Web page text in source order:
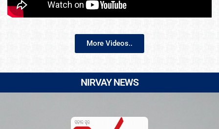
More Videos..
NIRVAY NEWS